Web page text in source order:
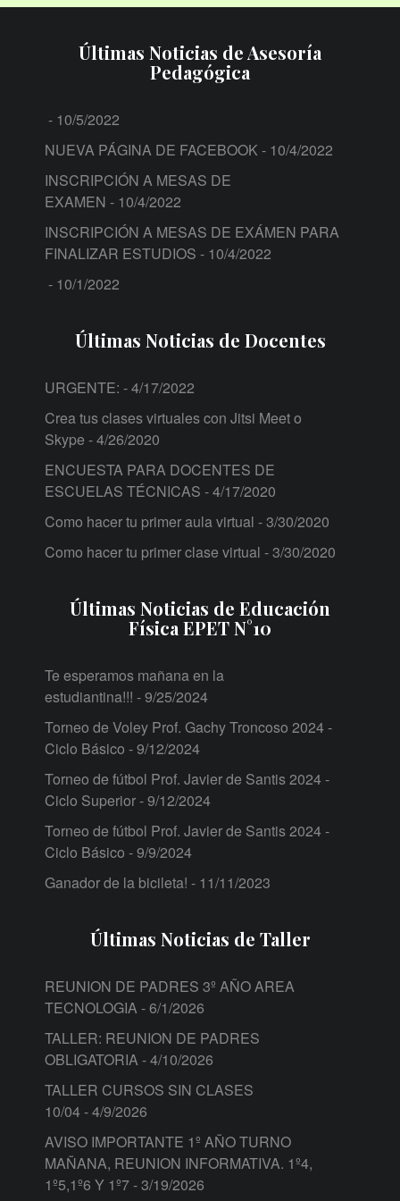
Últimas Noticias de Asesoría
Pedagógica
- 10/5/2022
NUEVA PÁGINA DE FACEBOOK - 10/4/2022
INSCRIPCIÓN A MESAS DE
EXAMEN - 10/4/2022
INSCRIPCIÓN A MESAS DE EXÁMEN PARA
FINALIZAR ESTUDIOS - 10/4/2022
- 10/1/2022
Últimas Noticias de Docentes
URGENTE: - 4/17/2022
Crea tus clases virtuales con Jitsi Meet o
Skype - 4/26/2020
ENCUESTA PARA DOCENTES DE
ESCUELAS TÉCNICAS - 4/17/2020
Como hacer tu primer aula virtual - 3/30/2020
Como hacer tu primer clase virtual - 3/30/2020
Últimas Noticias de Educación
Física EPET N°10
Te esperamos mañana en la
estudiantina!!! - 9/25/2024
Torneo de Voley Prof. Gachy Troncoso 2024 -
Ciclo Básico - 9/12/2024
Torneo de fútbol Prof. Javier de Santis 2024 -
Ciclo Superior- 9/12/2024
Torneo de fútbol Prof. Javier de Santis 2024 -
Ciclo Básico - 9/9/2024
Ganador de la bicileta! - 11/11/2023
Últimas Noticias de Taller
REUNION DE PADRES 3º AÑO AREA
TECNOLOGIA- 6/1/2026
TALLER: REUNION DE PADRES
OBLIGATORIA- 4/10/2026
TALLER CURSOS SIN CLASES
10/04- 4/9/2026
AVISO IMPORTANTE 1º AÑO TURNO
MAÑANA, REUNION INFORMATIVA. 1º4,
1º5,1º6 Y 1º7- 3/19/2026